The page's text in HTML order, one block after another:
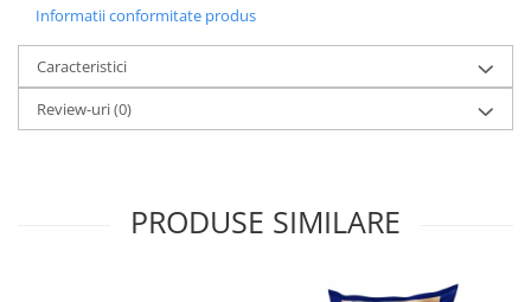
Informatii conformitate produs
Caracteristici
Review-uri(0)
PRODUSE SIMILARE